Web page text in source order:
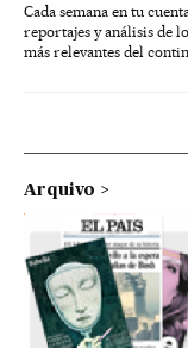
Cada semana en tu
reportajes y análisis de
más relevantes del
Arquivo